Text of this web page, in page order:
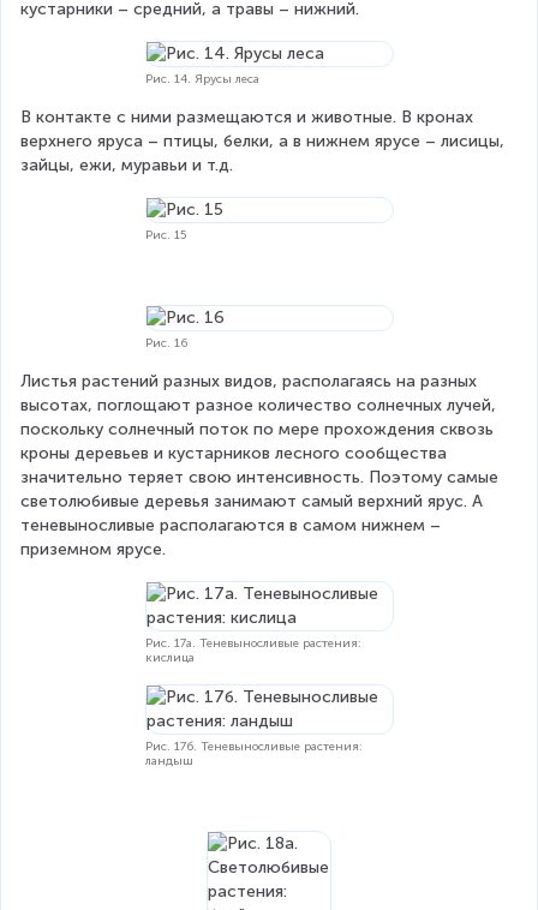
кустарники – средний, а травы – нижний.
Рис. 14. Ярусы леса
В контакте с ними размещаются и животные. В кронах
верхнего яруса – птицы, белки, а в нижнем ярусе – лисицы,
зайцы, ежи, муравьи и т.д.
Рис. 15
Рис. 16
Листья растений разных видов, располагаясь на разных
высотах, поглощают разное количество солнечных лучей,
поскольку солнечный поток по мере прохождения сквозь
кроны деревьев и кустарников лесного сообщества
значительно теряет свою интенсивность. Поэтому самые
светолюбивые деревья занимают самый верхний ярус. А
теневыносливые располагаются в самом нижнем –
приземном ярусе.
Рис. 17а. Теневыносливые растения:
кислица
Рис. 17б. Теневыносливые растения:
ландыш